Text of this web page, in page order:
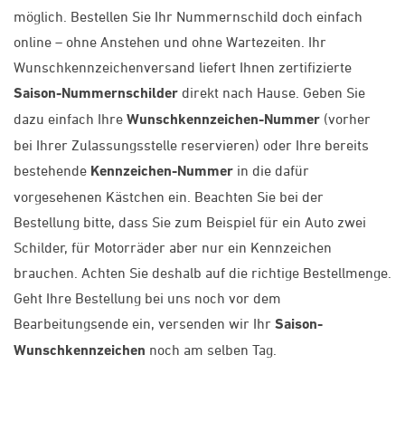
möglich. Bestellen Sie Ihr Nummernschild doch einfach
online – ohne Anstehen und ohne Wartezeiten. Ihr
Wunschkennzeichenversand liefert Ihnen zertifizierte
Saison-Nummernschilder direkt nach Hause. Geben Sie
dazu einfach Ihre Wunschkennzeichen-Nummer (vorher
bei Ihrer Zulassungsstelle reservieren) oder Ihre bereits
bestehende Kennzeichen-Nummer in die dafür
vorgesehenen Kästchen ein. Beachten Sie bei der
Bestellung bitte, dass Sie zum Beispiel für ein Auto zwei
Schilder, für Motorräder aber nur ein Kennzeichen
brauchen. Achten Sie deshalb auf die richtige Bestellmenge.
Geht Ihre Bestellung bei uns noch vor dem
Bearbeitungsende ein, versenden wir Ihr Saison-
Wunschkennzeichen noch am selben Tag.